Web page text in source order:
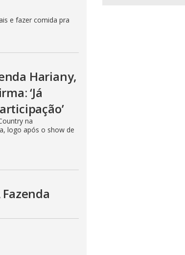
e fazer comida pra
Hariany,
‘Já
na
logo após o show de